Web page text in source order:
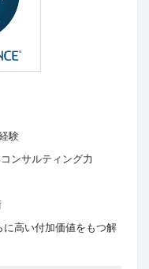
験
ンサルティング力
高い付加価値をもつ解